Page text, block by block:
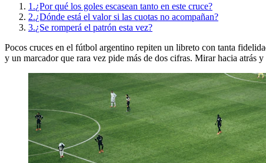
1.¿Por qué los goles escasean tanto en este cruce?
2.¿Dónde está el valor si las cuotas no acompañan?
3.¿Se romperá el patrón esta vez?
Pocos cruces en el fútbol argentino repiten un libreto con tanta
y un marcador que rara vez pide más de dos cifras. Mirar hacia atrás